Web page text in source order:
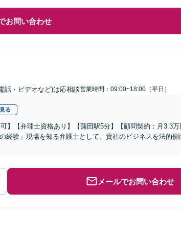
お問い合わせ
話・ビデオなど)は応相談営業時間：09:00~18:00（平日）
る
】【弁理士資格あり】【蒲田駅5分】【顧問契約：月3.3
経験」現場を知る弁護士として、貴社のビジネスを法的側
メールでお問い合わせ